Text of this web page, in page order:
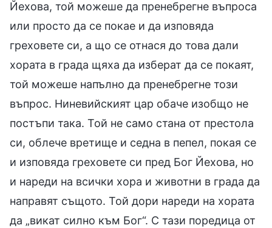
Йехова, той можеше да пренебрегне въпроса
или просто да се покае и да изповяда
греховете си, а що се отнася до това дали
хората в града щяха да изберат да се покаят,
той можеше напълно да пренебрегне този
въпрос. Ниневийският цар обаче изобщо не
постъпи така. Той не само стана от престола
си, облече вретище и седна в пепел, покая се
и изповяда греховете си пред Бог Йехова, но
и нареди на всички хора и животни в града да
направят същото. Той дори нареди на хората
да „викат силно към Бог“. С тази поредица от